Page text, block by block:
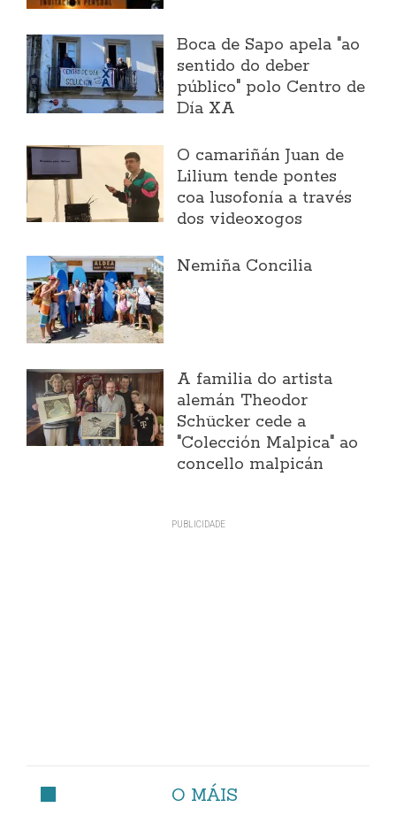
Boca de Sapo apela "ao
sentido do deber
público" polo Centro de
Día XA
O camariñán Juan de
Lilium tende pontes
coa lusofonía a través
dos videoxogos
Nemiña Concilia
A familia do artista
alemán Theodor
Schücker cede a
"Colección Malpica" ao
concello malpicán
O MÁIS